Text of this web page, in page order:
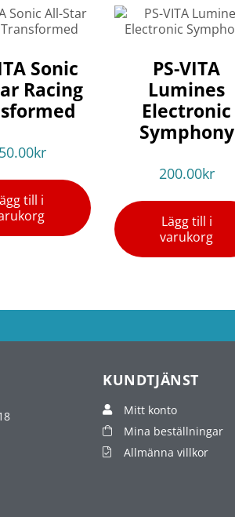
Sonic
Racing
kr
till i
PS-VITA
Lumines
Electronic
Symphony
200.00kr
Lägg till i
varukorg
KUNDTJÄNST
Mitt konto
Mina beställningar
Allmänna villkor